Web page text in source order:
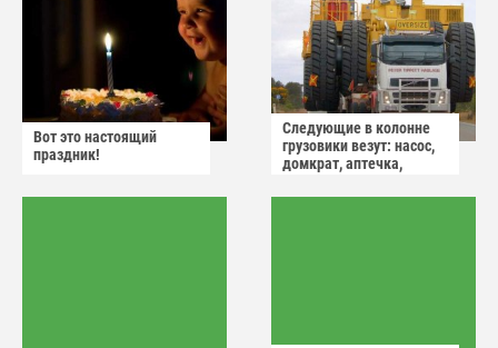
Вот это настоящий
праздник!
Следующие в колонне
грузовики везут: насос,
домкрат, аптечка,